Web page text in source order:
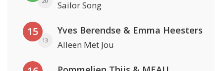
Sailor Song
15
13
Yves Berendse & Emma Heesters
Alleen Met Jou